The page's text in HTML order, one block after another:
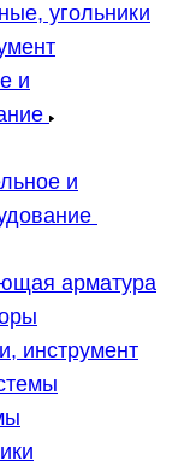
угольники
и
и
арматура
инструмент